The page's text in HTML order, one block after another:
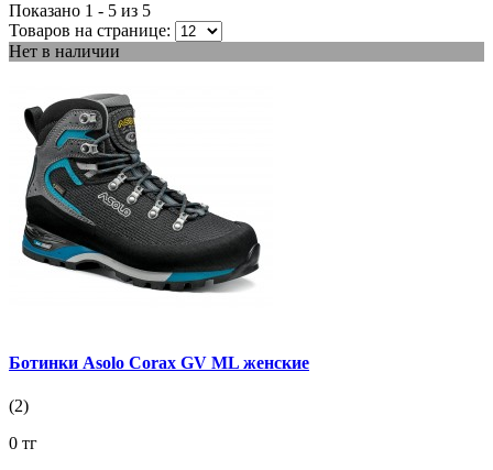
Показано 1 - 5 из 5
Товаров на странице:
Нет в наличии
Ботинки Asolo Corax GV ML женские
(2)
0 тг